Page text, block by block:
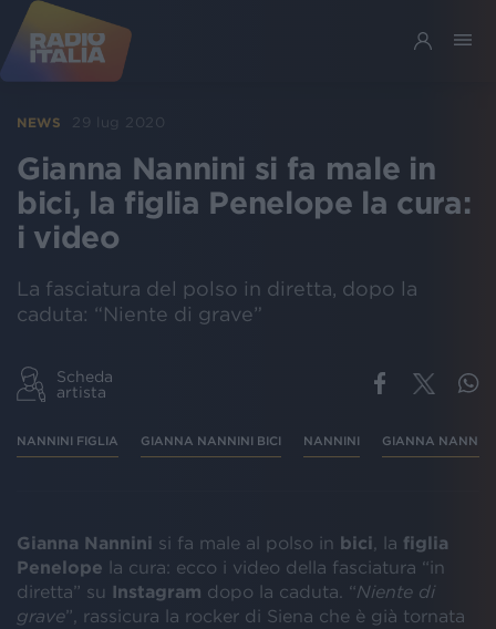
NEWS 29 lug 2020
Gianna Nannini si fa male in
bici, la figlia Penelope la cura:
i video
La fasciatura del polso in diretta, dopo la
caduta: “Niente di grave”
Scheda
artista
NANNINI FIGLIA GIANNA NANNINI BICI NANNINI GIANNA
Gianna Nannini si fa male al polso in bici , la figlia
Penelope la cura: ecco i video della fasciatura “in
diretta” su Instagram dopo la caduta. “Niente di
grave”, rassicura la rocker di Siena che è già tornata